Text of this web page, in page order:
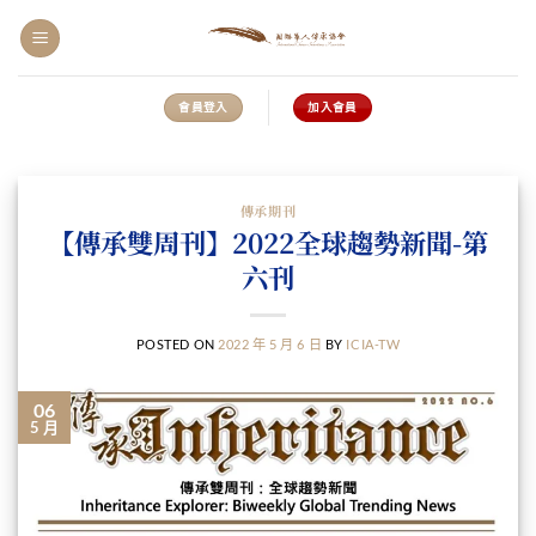
會員登入 加入會員
傳承期刊
【傳承雙周刊】2022全球趨勢新聞-第
六刊
POSTED ON 2022 年 5 月 6 日 BY ICIA-TW
06
5 月